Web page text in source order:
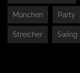
München Party
Streicher Swing